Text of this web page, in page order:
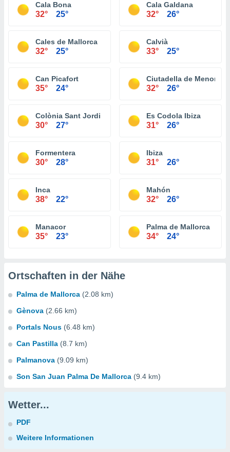
Cala Bona
32° 25°
Cala Galdana
32° 26°
Cales de Mallorca
32° 25°
Calvià
33° 25°
Can Picafort
35° 24°
Ciutadella de Menorca
32° 26°
Colònia Sant Jordi
30° 27°
Es Codola Ibiza
31° 26°
Formentera
30° 28°
Ibiza
31° 26°
Inca
38° 22°
Mahón
32° 26°
Manacor
35° 23°
Palma de Mallorca
34° 24°
Ortschaften in der Nähe
Palma de Mallorca (2.08 km)
Gènova (2.66 km)
Portals Nous (6.48 km)
Can Pastilla (8.7 km)
Palmanova (9.09 km)
Son San Juan Palma De Mallorca (9.4 km)
Wetter...
PDF
Weitere Informationen